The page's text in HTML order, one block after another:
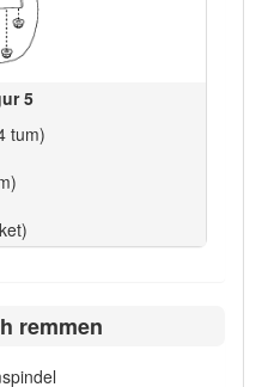
5
tum)
remmen